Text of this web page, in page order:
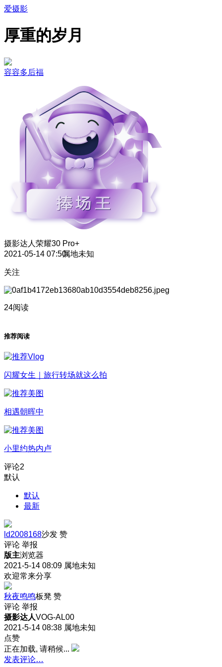
爱摄影
厚重的岁月
容容多后福
摄影达人 荣耀30 Pro+
2021-05-14 07:50属地未知
关注
24阅读
推荐阅读
闪耀女生｜旅行转场就这么拍
相遇朝晖中
小里约热内卢
评论2
默认
默认
最新
ld2008168沙发 赞
评论 举报
版主浏览器
2021-5-14 08:09 属地未知
欢迎常来分享
秋夜鸣鸣板凳 赞
评论 举报
摄影达人VOG-AL00
2021-5-14 08:38 属地未知
点赞
正在加载, 请稍候...
发表评论…